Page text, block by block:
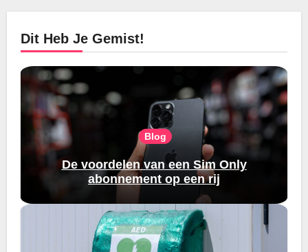
Dit Heb Je Gemist!
Blog
De voordelen van een Sim Only
abonnement op een rij